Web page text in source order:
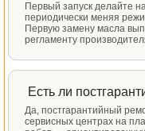
Первый запуск делайте
периодически меняя
Первую замену масла
регламенту
Есть ли
Да, постгарантийный
сервисных центрах на